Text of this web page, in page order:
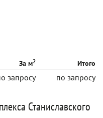
За м2 Итого
запросу по запросу
Станиславского